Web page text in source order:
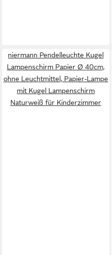
niermann Pendelleuchte Kugel
Lampenschirm Papier Ø 40cm,
ohne Leuchtmittel, Papier-Lampe
mit Kugel Lampenschirm
Naturweiß für Kinderzimmer